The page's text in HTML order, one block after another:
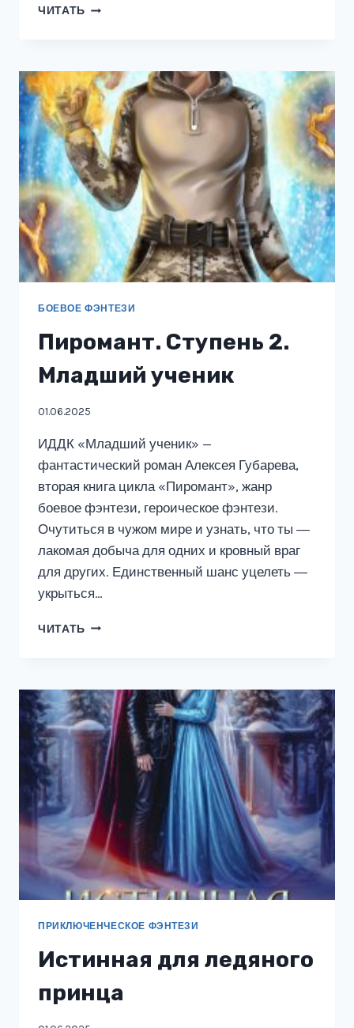
ЧИТАТЬ ВЕДЬМА
ЧАСТЬ
БОЕВОЕ ФЭНТЕЗИ
Пиромант. Ступень 2.
Младший ученик
01.06.2025
ИДДК «Младший ученик» —
фантастический роман Алексея Губарева,
вторая книга цикла «Пиромант», жанр
боевое фэнтези, героическое фэнтези.
Очутиться в чужом мире и узнать, что ты ―
лакомая добыча для одних и кровный враг
для других. Единственный шанс уцелеть ―
укрыться…
ЧИТАТЬ ПИРОМАНТ.
УЧЕНИК
ПРИКЛЮЧЕНЧЕСКОЕ ФЭНТЕЗИ
Истинная для ледяного
принца